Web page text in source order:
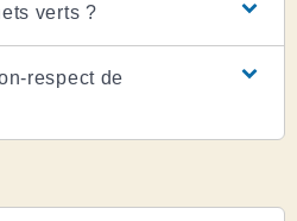
verts ?
respect de